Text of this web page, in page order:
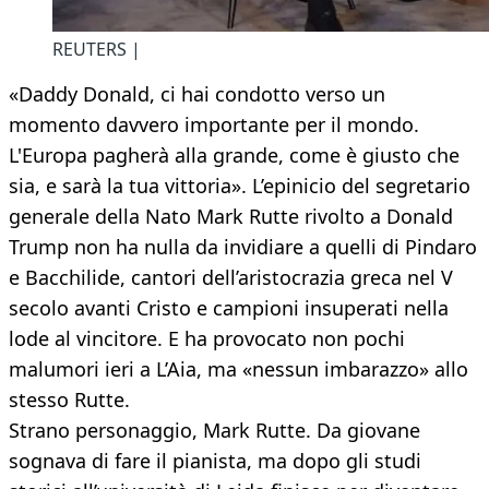
REUTERS |
«Daddy Donald, ci hai condotto verso un
momento davvero importante per il mondo.
L'Europa pagherà alla grande, come è giusto che
sia, e sarà la tua vittoria». L’epinicio del segretario
generale della Nato Mark Rutte rivolto a Donald
Trump non ha nulla da invidiare a quelli di Pindaro
e Bacchilide, cantori dell’aristocrazia greca nel V
secolo avanti Cristo e campioni insuperati nella
lode al vincitore. E ha provocato non pochi
malumori ieri a L’Aia, ma «nessun imbarazzo» allo
stesso Rutte.
Strano personaggio, Mark Rutte. Da giovane
sognava di fare il pianista, ma dopo gli studi